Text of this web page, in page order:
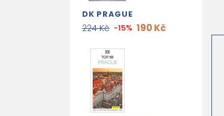
DK PRAGUE
224 Kč -15% 190 Kč